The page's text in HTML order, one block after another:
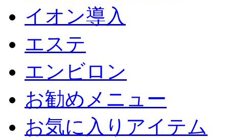
イオン導入
エステ
エンビロン
お勧めメニュー
お気に入りアイテム